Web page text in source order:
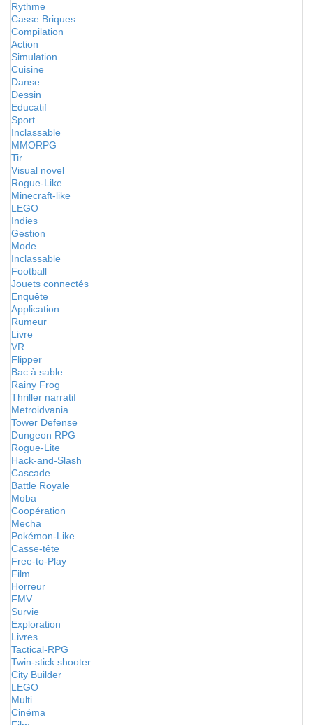
Rythme
Casse Briques
Compilation
Action
Simulation
Cuisine
Danse
Dessin
Educatif
Sport
Inclassable
MMORPG
Tir
Visual novel
Rogue-Like
Minecraft-like
LEGO
Indies
Gestion
Mode
Inclassable
Football
Jouets connectés
Enquête
Application
Rumeur
Livre
VR
Flipper
Bac à sable
Rainy Frog
Thriller narratif
Metroidvania
Tower Defense
Dungeon RPG
Rogue-Lite
Hack-and-Slash
Cascade
Battle Royale
Moba
Coopération
Mecha
Pokémon-Like
Casse-tête
Free-to-Play
Film
Horreur
FMV
Survie
Exploration
Livres
Tactical-RPG
Twin-stick shooter
City Builder
LEGO
Multi
Cinéma